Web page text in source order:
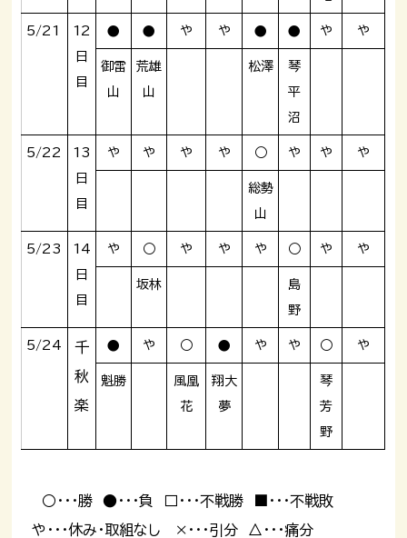
5/21
12
日
目
● ● や や ● ● や や
御雷
山
荒雄
山
松澤
琴
平
沼
5/22
13
日
目
や や や や ○ や や や
総勢
山
5/23
14
日
目
や ○ や や や ○ や や
坂林
島
野
5/24
千
秋
楽
● や ○ ● や や ○ や
魁勝
風凰
花
翔大
夢
琴
芳
野
○･･･勝 ●･･･負 □･･･不戦勝 ■･･･不戦敗
や･･･休み・取組なし ×･･･引分 △･･･痛分